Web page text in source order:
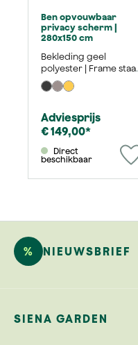
Ben opvouwbaar
privacy scherm |
280x150 cm
Bekleding geel
polyester | Frame staal
mat antraciet
Adviesprijs
€ 149,00*
beschikbaar
% NIEUWSBRIEF
SIENA GARDEN